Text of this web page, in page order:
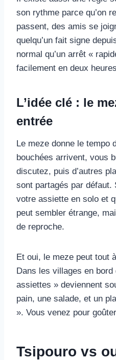
son rythme parce qu’on
passent, des amis se
quelqu’un fait signe
normal qu’un arrêt «
facilement en deux
L’idée clé : le
entrée
Le meze donne le tempo
bouchées arrivent, vous
discutez, puis d’autres
sont partagés par défaut.
votre assiette en solo et
peut sembler étrange,
de reproche.
Et oui, le meze peut tout
Dans les villages en bord
assiettes » deviennent
pain, une salade, et un
». Vous venez pour
Tsipouro vs